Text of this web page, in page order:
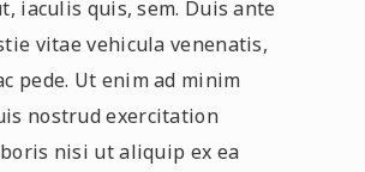
iaculis quis, sem. Duis ante
vitae vehicula venenatis,
pede. Ut enim ad minim
nostrud exercitation
nisi ut aliquip ex ea